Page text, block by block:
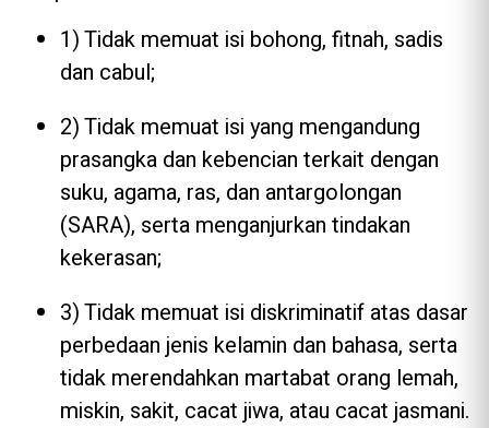
1) Tidak memuat isi bohong, fitnah, sadis
dan cabul;
2) Tidak memuat isi yang mengandung
prasangka dan kebencian terkait dengan
suku, agama, ras, dan antargolongan
(SARA), serta menganjurkan tindakan
kekerasan;
3) Tidak memuat isi diskriminatif atas dasar
perbedaan jenis kelamin dan bahasa, serta
tidak merendahkan martabat orang lemah,
miskin, sakit, cacat jiwa, atau cacat jasmani.